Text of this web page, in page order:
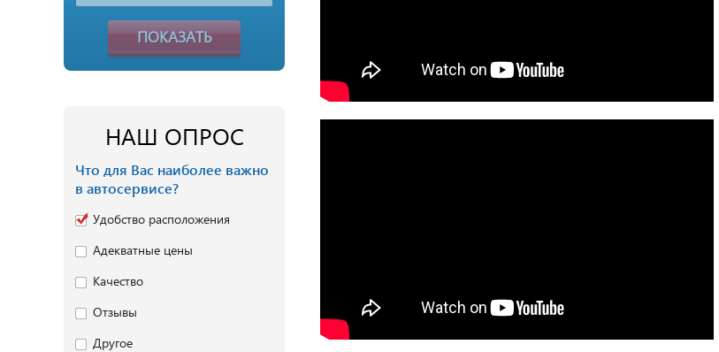
ПОКАЗАТЬ
НАШ ОПРОС
Что для Вас наиболее важно
в автосервисе?
Удобство расположения
Адекватные цены
Качество
Отзывы
Другое